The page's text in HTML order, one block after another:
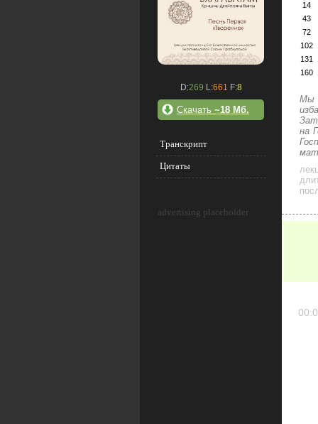
D:269 L:661 F:8
Скачать ~18 Мб.
Транскрипт
Цитаты
advertising placeholder
14
43
72
102
131
160
Мы
на